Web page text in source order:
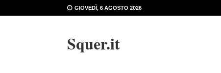
GIOVEDÌ, 6 AGOSTO 2026
Squer.it